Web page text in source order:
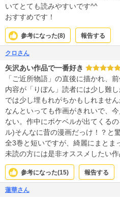
いてとても読みやすいです^^
おすすめです！
参考になった(8) 報告する
クロさん
矢沢あい作品で一番好き
「ご近所物語」の直後に描かれ、
内容が「りぼん」読者には少し難
では少し埋もれがちかもしれません
なんといっても作画がきれいで、
ない。作中にポケベルが出てくる
ル)そんなに昔の漫画だっけ！？と
全3巻と短いですが、綺麗にまとま
未読の方には是非オススメしたい作
参考になった(15) 報告する
蓮華さん